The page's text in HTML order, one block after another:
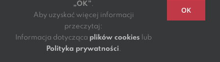
gotowe na transformację cyfrową HR?
Proces jest rzeczywiście złożony i tak jak
„OK” .
Aby uzyskać więcej informacji
przeczytaj:
Informacja dotycząca plików cookies lub
Polityka prywatności .
OK